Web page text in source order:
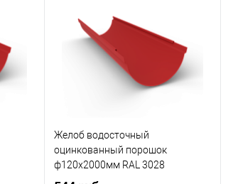
Желоб водосточный
оцинкованный порошок
ф120х2000мм RAL 3028